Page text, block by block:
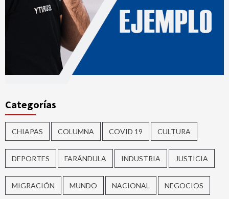
Categorías
CHIAPAS COLUMNA COVID 19 CULTURA
DEPORTES FARÁNDULA INDUSTRIA JUSTICIA
MIGRACIÓN MUNDO NACIONAL NEGOCIOS